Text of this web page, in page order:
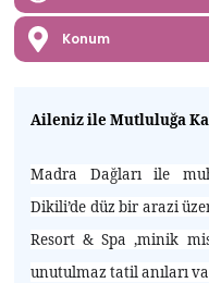
Konum
Aileniz ile Mutluluğa
Madra Dağları ile
Dikili’de düz bir arazi
Resort & Spa ,minik
unutulmaz tatil anıları